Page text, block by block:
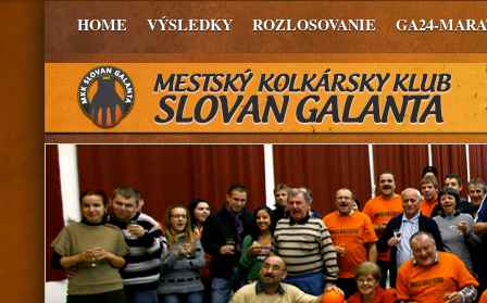
HOME VÝSLEDKY ROZLOSOVANIE GA24-